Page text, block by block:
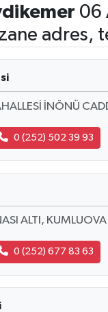
06
adres,
İNÖNÜ
0 (252) 502 39 93
ALTI,
0 (252) 677 83 63